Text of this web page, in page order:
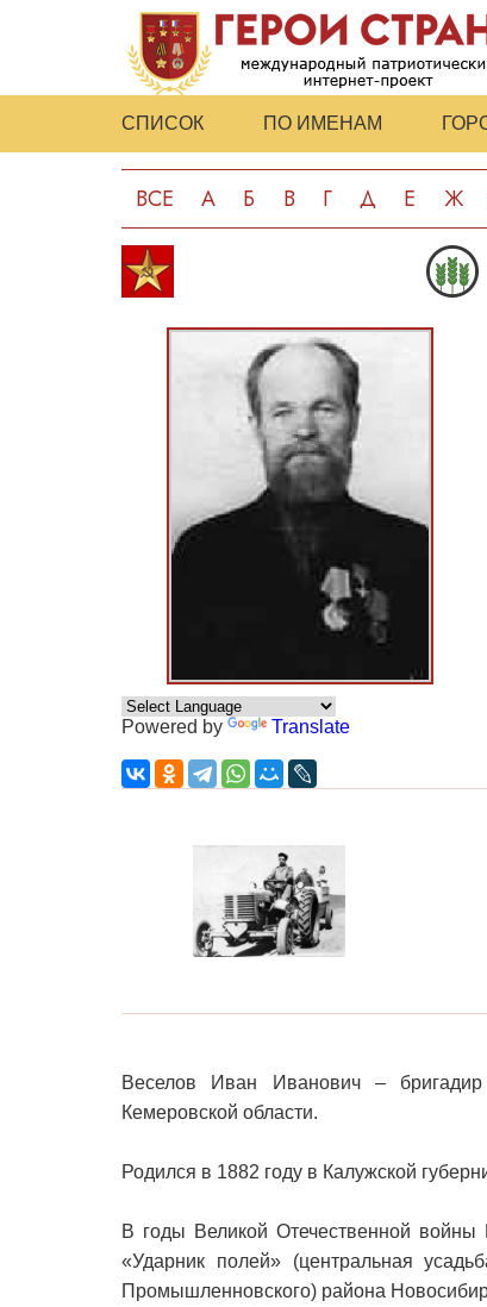
СПИСОК ПО ИМЕНАМ
ВСЕ А Б В Г Д Е Ж
Powered by Translate
Веселов Иван Иванович –
Кемеровской области.
Родился в 1882 году в Калужской
В годы Великой Отечественной войны
«Ударник полей» (центральная
Промышленновского) района